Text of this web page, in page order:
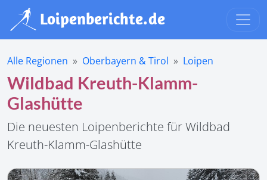
Alle Regionen Oberbayern & Tirol Loipen
Wildbad Kreuth-Klamm-
Glashütte
Die neuesten Loipenberichte für Wildbad
Kreuth-Klamm-Glashütte